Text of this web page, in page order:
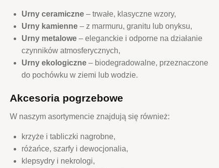
Urny ceramiczne – trwałe, klasyczne wzory,
Urny kamienne – z marmuru, granitu lub onyksu,
Urny metalowe – eleganckie i odporne na działanie
czynników atmosferycznych,
Urny ekologiczne – biodegradowalne, przeznaczone
do pochówku w ziemi lub wodzie.
Akcesoria pogrzebowe
W naszym asortymencie znajdują się również:
krzyże i tabliczki nagrobne,
różańce, szarfy i dewocjonalia,
klepsydry i nekrologi,